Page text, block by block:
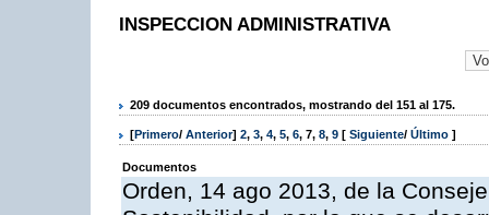
INSPECCION ADMINISTRATIVA
209 documentos encontrados, mostrando del 151 al 175.
[Primero/ Anterior] 2, 3, 4, 5, 6, 7, 8, 9 [ Siguiente/ Último ]
Documentos
Orden, 14 ago 2013, de la